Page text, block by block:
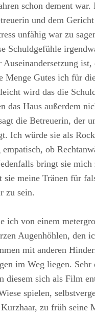
schon dement
und dem
unfähig war zu
Schuldgefühle
Auseinandersetzung
Menge Gutes ich für
wird das die
das Haus außerdem
die Betreuerin, der
Ich würde sie als
ob
bringt sie
sie meine Tränen für
zu sein.
ich von einem
Augenhöhlen, den
mit anderen
im Weg liegen. Sehr
diesem sich als Film
spielen,
zu früh seine